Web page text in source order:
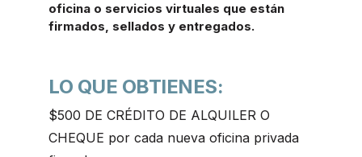
oficina o servicios virtuales que están
firmados, sellados y entregados.
LO QUE OBTIENES:
$500 DE CRÉDITO DE ALQUILER O
CHEQUE por cada nueva oficina privada